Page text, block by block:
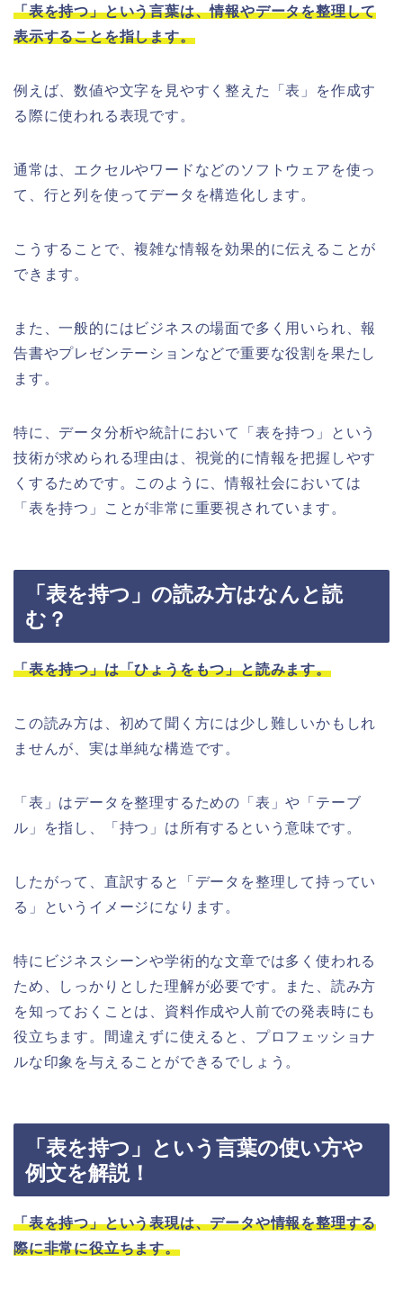
「表を持つ」という言葉は、情報やデータを整理して
表示することを指します。
例えば、数値や文字を見やすく整えた「表」を作成す
る際に使われる表現です。
通常は、エクセルやワードなどのソフトウェアを使っ
て、行と列を使ってデータを構造化します。
こうすることで、複雑な情報を効果的に伝えることが
できます。
また、一般的にはビジネスの場面で多く用いられ、報
告書やプレゼンテーションなどで重要な役割を果たし
ます。
特に、データ分析や統計において「表を持つ」という
技術が求められる理由は、視覚的に情報を把握しやす
くするためです。このように、情報社会においては
「表を持つ」ことが非常に重要視されています。
「表を持つ」の読み方はなんと読
む？
「表を持つ」は「ひょうをもつ」と読みます。
この読み方は、初めて聞く方には少し難しいかもしれ
ませんが、実は単純な構造です。
「表」はデータを整理するための「表」や「テーブ
ル」を指し、「持つ」は所有するという意味です。
したがって、直訳すると「データを整理して持ってい
る」というイメージになります。
特にビジネスシーンや学術的な文章では多く使われる
ため、しっかりとした理解が必要です。また、読み方
を知っておくことは、資料作成や人前での発表時にも
役立ちます。間違えずに使えると、プロフェッショナ
ルな印象を与えることができるでしょう。
「表を持つ」という言葉の使い方や
例文を解説！
「表を持つ」という表現は、データや情報を整理する
際に非常に役立ちます。